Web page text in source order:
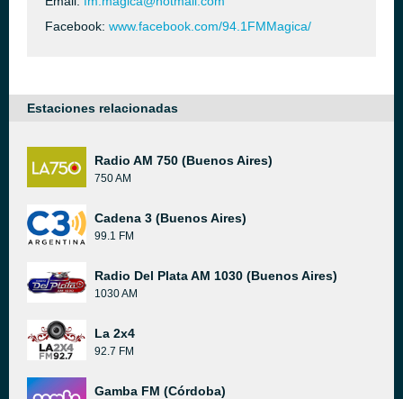
Facebook: www.facebook.com/94.1FMMagica/
Estaciones relacionadas
Radio AM 750 (Buenos Aires)
750 AM
Cadena 3 (Buenos Aires)
99.1 FM
Radio Del Plata AM 1030 (Buenos Aires)
1030 AM
La 2x4
92.7 FM
Gamba FM (Córdoba)